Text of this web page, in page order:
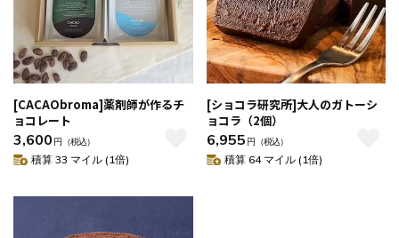
[CACAObroma]薬剤師が作るチ
ョコレート
3,600 円 （税込）
積算 33 マイル (1倍)
[ショコラ研究所]大人のガトーシ
ョコラ（2個）
6,955 円 （税込）
積算 64 マイル (1倍)